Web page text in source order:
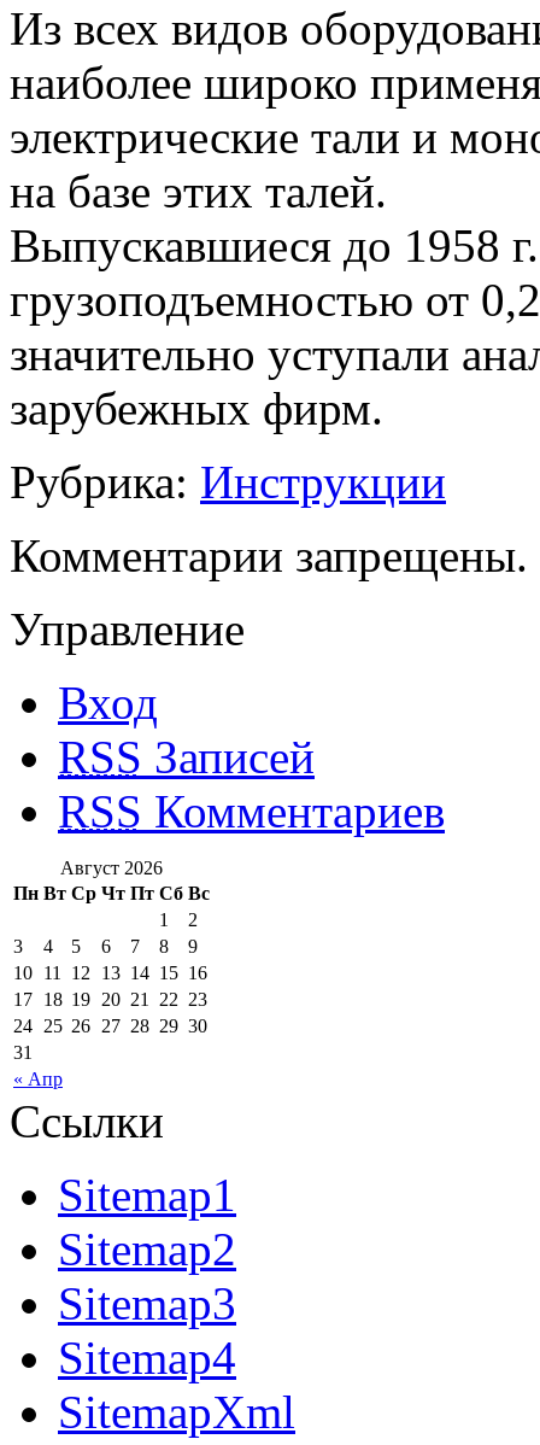
Из всех видов
наиболее широко
электрические тали и
на базе этих талей.
Выпускавшиеся до 1958
грузоподъемностью от
значительно уступали
зарубежных фирм.
Рубрика: Инструкции
Комментарии запрещены.
Управление
Вход
RSS Записей
RSS Комментариев
Август 2026
Пн Вт Ср Чт Пт Сб Вс
« Апр
1
2
3
4 5 6 7 8
9
10 11 12 13 14 15 16
17 18 19 20 21 22 23
24 25 26 27 28 29 30
31
Ссылки
Sitemap1
Sitemap2
Sitemap3
Sitemap4
SitemapXml